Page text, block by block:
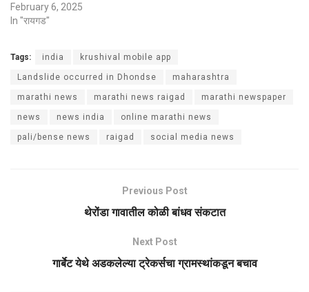
February 6, 2025
In "रायगड"
Tags: india krushival mobile app
Landslide occurred in Dhondse maharashtra
marathi news marathi news raigad marathi newspaper
news news india online marathi news
pali/bense news raigad social media news
Previous Post
थेरोंडा गावातील कोळी बांधव संकटात
Next Post
गार्बेट येथे अडकलेल्या ट्रेकर्सचा ग्रामस्थांकडून बचाव